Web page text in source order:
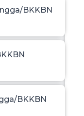
BKKBN
BKKBN